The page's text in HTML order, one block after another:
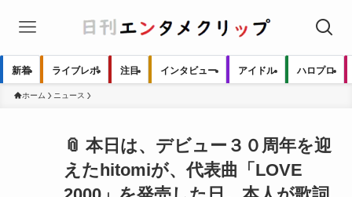
新着 ライブレポ 注目 インタビュー アイドル ハロプロ
ホーム ニュース
📎 本日は、デビュー３０周年を迎
えたhitomiが、代表曲「LOVE